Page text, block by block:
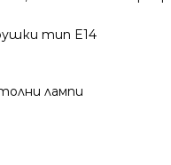
тип E14
лампи